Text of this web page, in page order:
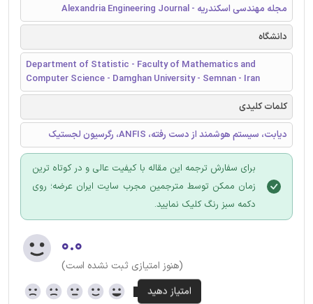
مجله مهندسی اسکندریه - Alexandria Engineering Journal
دانشگاه
Department of Statistic - Faculty of Mathematics and
Computer Science - Damghan University - Semnan - Iran
کلمات کلیدی
دیابت، سیستم هوشمند از دست رفته، ANFIS، رگرسيون لجستيک
برای سفارش ترجمه این مقاله با کیفیت عالی و در کوتاه ترین
زمان ممکن توسط مترجمین مجرب سایت ایران عرضه؛ روی
دکمه سبز رنگ کلیک نمایید.
۰.۰
(هنوز امتیازی ثبت نشده است)